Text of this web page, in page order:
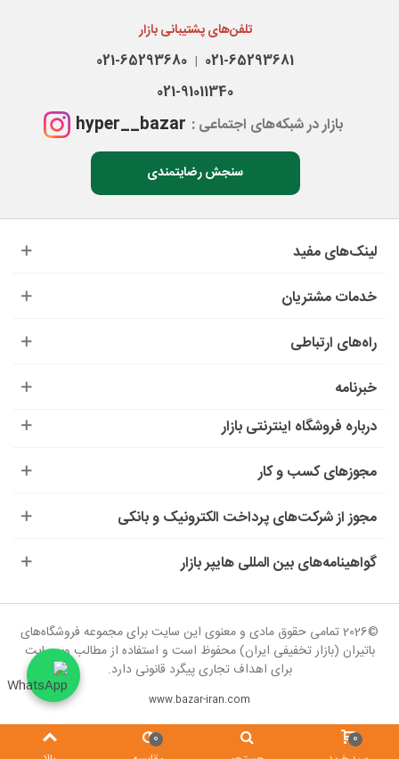
تلفن‌های پشتیبانی بازار
021-65293681
|
021-65293680
021-91011340
بازار در شبکه‌های اجتماعی : hyper__bazar
سنجش رضایتمندی
لینک‌های مفید
خدمات مشتریان
راه‌های ارتباطی
خبرنامه
درباره‌ فروشگاه اینترنتی بازار
مجوزهای کسب و کار
مجوز از شرکت‌های پرداخت الکترونیک و بانکی
گواهینامه‌های بین المللی هایپر بازار
www.bazar-iran.com
©2026 تمامی حقوق مادی و معنوی این سایت برای مجموعه فروشگاه‌های
باتیران (بازار تخفیفی ایران) محفوظ است و استفاده از مطالب وب‌سایت
برای اهداف تجاری پیگرد قانونی دارد.
0
0